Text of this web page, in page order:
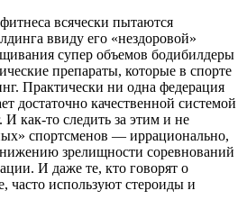
всячески пытаются
ввиду его «нездоровой»
супер объемов бодибилдеры
препараты, которые в спорте
Практически ни одна федерация
достаточно качественной системой
И как-то следить за этим и не
спортсменов — иррационально,
зрелищности соревнований
И даже те, кто говорят о
часто используют стероиды и